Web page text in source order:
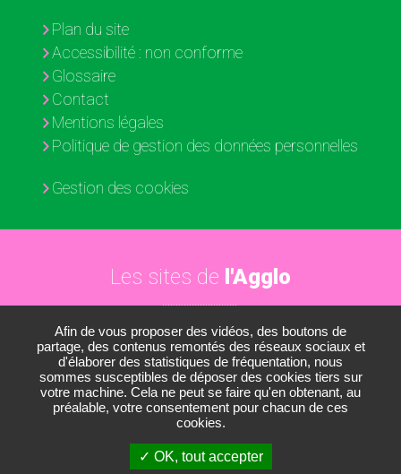
Afin de vous proposer des vidéos, des boutons de
partage, des contenus remontés des réseaux sociaux et
d'élaborer des statistiques de fréquentation, nous
sommes susceptibles de déposer des cookies tiers sur
votre machine. Cela ne peut se faire qu'en obtenant, au
préalable, votre consentement pour chacun de ces
cookies.
OK, tout accepter
Plan du site
Accessibilité : non conforme
Glossaire
Contact
Mentions légales
Politique de gestion des données personnelles
Gestion des cookies
Les sites de l'Agglo
Paris - Vallée de la Marne
Les médiathèques
Les conservatoires
Le Nautil
Le Développement économique